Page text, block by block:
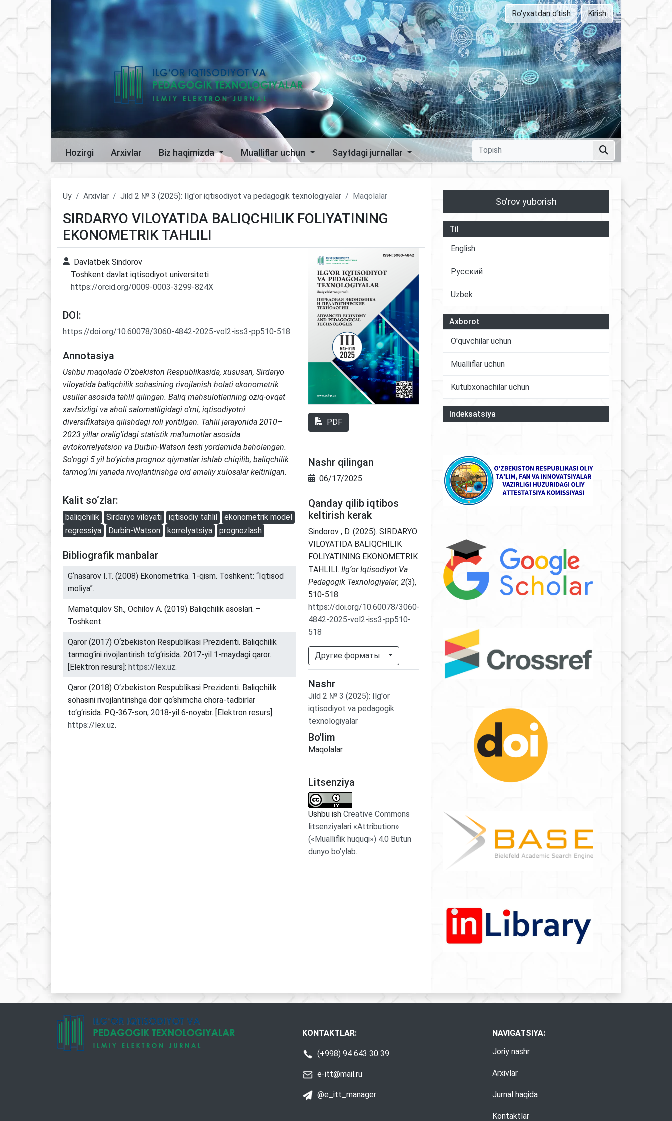
Ro‘yxatdan o‘tish Kirish
Hozirgi Arxivlar Biz haqimizda Mualliflar uchun Saytdagi jurnallar
Uy Arxivlar Jild 2 № 3 (2025): Ilg'or iqtisodiyot va pedagogik texnologiyalar Maqolalar
SIRDARYO VILOYATIDA BALIQCHILIK FOLIYATINING
EKONOMETRIK TAHLILI
Davlatbek Sindorov
Toshkent davlat iqtisodiyot universiteti
https://orcid.org/0009-0003-3299-824X
DOI:
https://doi.org/10.60078/3060-4842-2025-vol2-iss3-pp510-518
Annotasiya
Ushbu maqolada O‘zbekiston Respublikasida, xususan, Sirdaryo
viloyatida baliqchilik sohasining rivojlanish holati ekonometrik
usullar asosida tahlil qilingan. Baliq mahsulotlarining oziq-ovqat
xavfsizligi va aholi salomatligidagi o‘rni, iqtisodiyotni
diversifikatsiya qilishdagi roli yoritilgan. Tahlil jarayonida 2010–
2023 yillar oralig‘idagi statistik ma’lumotlar asosida
avtokorrelyatsion va Durbin-Watson testi yordamida baholangan.
So‘nggi 5 yil bo‘yicha prognoz qiymatlar ishlab chiqilib, baliqchilik
tarmog‘ini yanada rivojlantirishga oid amaliy xulosalar keltirilgan.
Kalit so‘zlar:
baliqchilik Sirdaryo viloyati iqtisodiy tahlil
ekonometrik model
regressiya
Durbin-Watson korrelyatsiya prognozlash
Bibliografik manbalar
G‘nasarov I.T. (2008) Ekonometrika. 1-qism. Toshkent: “Iqtisod
moliya”.
Mamatqulov Sh., Ochilov A. (2019) Baliqchilik asoslari. –
Toshkent.
Qaror (2017) O‘zbekiston Respublikasi Prezidenti. Baliqchilik
tarmog‘ini rivojlantirish to‘g‘risida. 2017-yil 1-maydagi qaror.
[Elektron resurs]: https://lex.uz.
Qaror (2018) O‘zbekiston Respublikasi Prezidenti. Baliqchilik
sohasini rivojlantirishga doir qo‘shimcha chora-tadbirlar
to‘g‘risida. PQ-367-son, 2018-yil 6-noyabr. [Elektron resurs]:
https://lex.uz.
PDF
Nashr qilingan
06/17/2025
Qanday qilib iqtibos
keltirish kerak
Sindorov , D. (2025). SIRDARYO
VILOYATIDA BALIQCHILIK
FOLIYATINING EKONOMETRIK
TAHLILI. Ilgʻor Iqtisodiyot Va
Pedagogik Texnologiyalar, 2(3),
510-518.
https://doi.org/10.60078/3060-
4842-2025-vol2-iss3-pp510-
518
Другие форматы
Nashr
Jild 2 № 3 (2025): Ilg'or
iqtisodiyot va pedagogik
texnologiyalar
Bo'lim
Maqolalar
Litsenziya
Ushbu ish Creative Commons
litsenziyalari «Attribution»
(«Mualliflik huquqi») 4.0 Butun
dunyo bo'ylab.
So'rov yuborish
Til
English
Русский
Uzbek
Axborot
O'quvchilar uchun
Mualliflar uchun
Kutubxonachilar uchun
Indeksatsiya
KONTAKTLAR:
(+998) 94 643 30 39
e-itt@mail.ru
@e_itt_manager
NAVIGATSIYA:
Joriy nashr
Arxivlar
Jurnal haqida
Kontaktlar